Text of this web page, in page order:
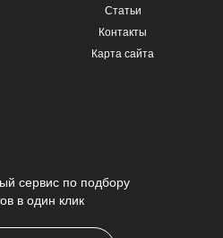
Статьи
Контакты
Карта сайта
сервис по подбору
в один клик